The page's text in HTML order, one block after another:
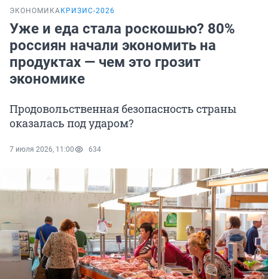
ЭКОНОМИКА КРИЗИС-2026
Уже и еда стала роскошью? 80%
россиян начали экономить на
продуктах — чем это грозит
экономике
Продовольственная безопасность страны
оказалась под ударом?
7 июля 2026, 11:00 634